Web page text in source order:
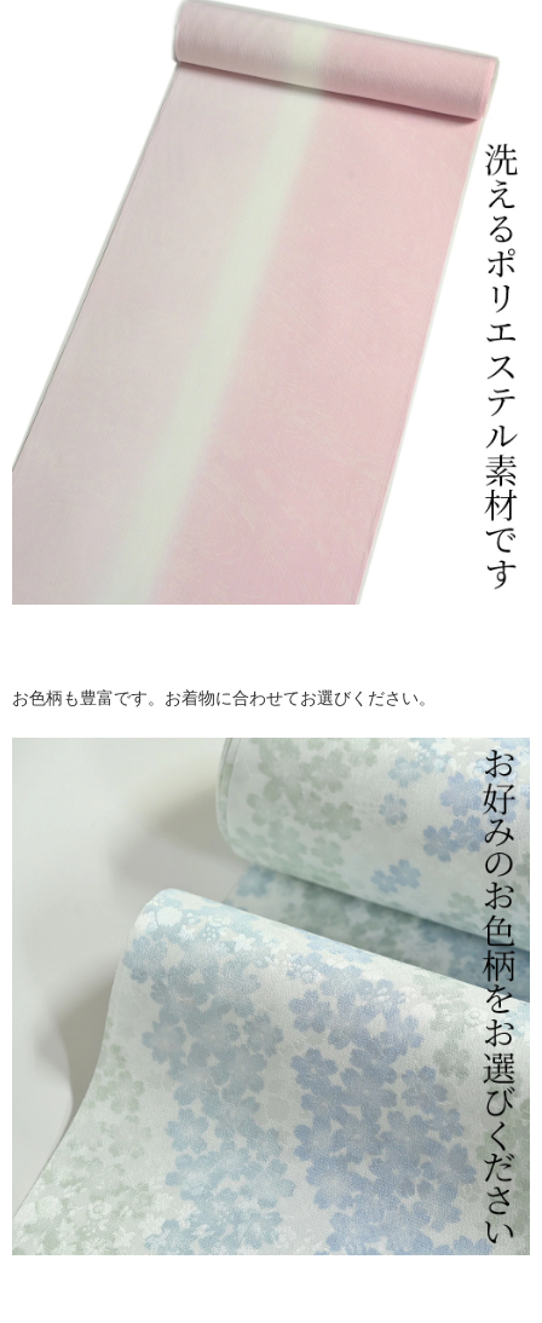
お色柄も豊富です。お着物に合わせてお選びください。